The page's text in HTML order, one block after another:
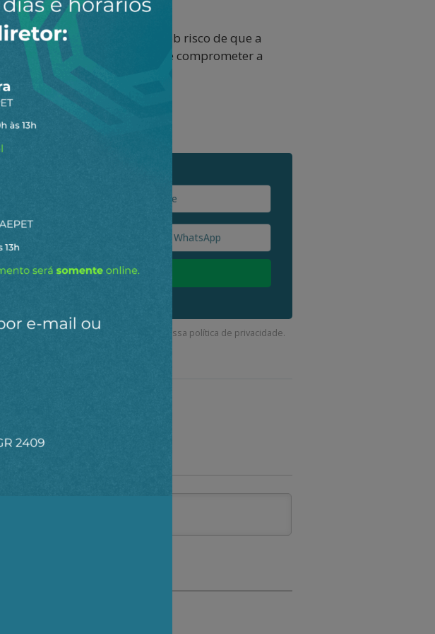
para quem está entrando, sob risco de que a
em um período curto e comprometer a
do novo governo.
nossos e-mails e concorda com a nossa política de privacidade.